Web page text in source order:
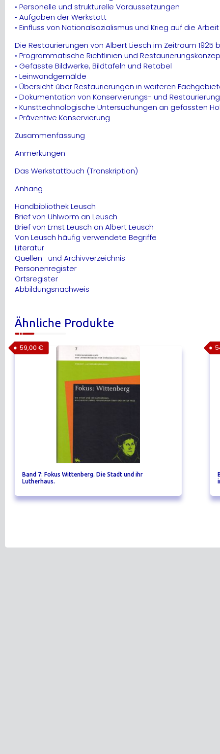
• Personelle und strukturelle Voraussetzungen
• Aufgaben der Werkstatt
• Einfluss von Nationalsozialismus und Krieg auf die
Die Restaurierungen von Albert Liesch im Zeitraum 1925
• Programmatische Richtlinien und
• Gefasste Bildwerke, Bildtafeln und Retabel
• Leinwandgemälde
• Übersicht über Restaurierungen in weiteren
• Dokumentation von Konservierungs- und
• Kunsttechnologische Untersuchungen an gefassten
• Präventive Konservierung
Zusammenfassung
Anmerkungen
Das Werkstattbuch (Transkription)
Anhang
Handbibliothek Leusch
Brief von Uhlworm an Leusch
Brief von Ernst Leusch an Albert Leusch
Von Leusch häufig verwendete Begriffe
Literatur
Quellen- und Archivverzeichnis
Personenregister
Ortsregister
Abbildungsnachweis
Ähnliche Produkte
Band 7: Fokus Wittenberg. Die Stadt und ihr
Lutherhaus.
59,00 €